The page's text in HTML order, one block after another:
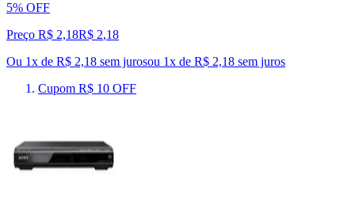
5% OFF
Preço R$ 2,18R$ 2,18
Ou 1x de R$ 2,18 sem jurosou 1x de R$ 2,18 sem juros
Cupom R$ 10 OFF